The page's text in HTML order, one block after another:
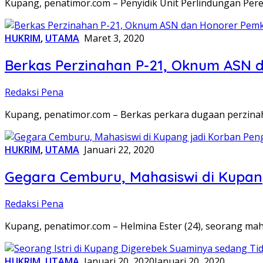
Kupang, penatimor.com – Penyidik Unit Perlindungan
HUKRIM, UTAMA Maret 3, 2020
Berkas Perzinahan P-21, Oknum
Redaksi Pena
Kupang, penatimor.com – Berkas perkara dugaan
HUKRIM, UTAMA Januari 22, 2020
Gegara Cemburu, Mahasiswi di
Redaksi Pena
Kupang, penatimor.com – Helmina Ester (24), seorang